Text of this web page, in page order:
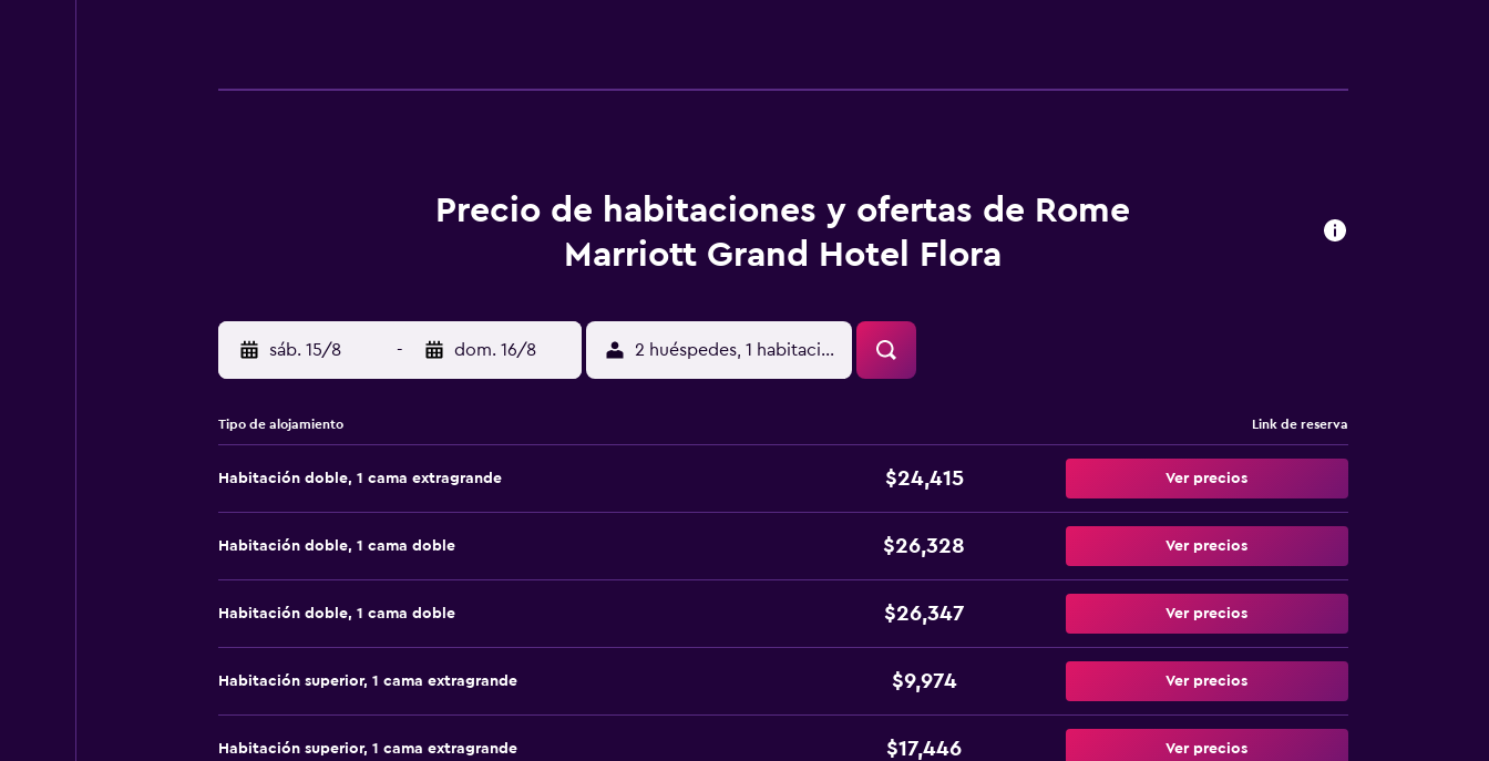
Precio de habitaciones y ofertas de Rome
Marriott Grand Hotel Flora
sáb. 15/8 - dom. 16/8 2 huéspedes, 1 habitación
Tipo de alojamiento Link de reserva
Habitación doble, 1 cama extragrande $24,415 Ver precios
Habitación doble, 1 cama doble $26,328 Ver precios
Habitación doble, 1 cama doble $26,347 Ver precios
Habitación superior, 1 cama extragrande $9,974 Ver precios
Habitación superior, 1 cama extragrande $17,446 Ver precios